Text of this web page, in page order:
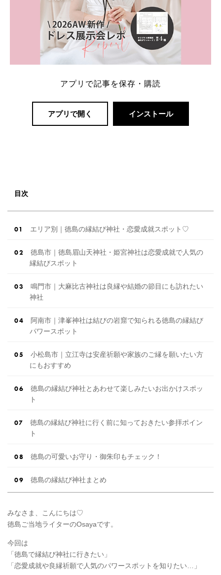
アプリで記事を保存・購読
アプリで開く インストール
目次
エリア別｜徳島の縁結び神社・恋愛成就スポット♡
徳島市｜徳島眉山天神社・姫宮神社は恋愛成就で人気の
縁結びスポット
鳴門市｜大麻比古神社は良縁や結婚の節目にも訪れたい
神社
阿南市｜津峯神社は結びの岩窟で知られる徳島の縁結び
パワースポット
小松島市｜立江寺は安産祈願や家族のご縁を願いたい方
にもおすすめ
徳島の縁結び神社とあわせて楽しみたいお出かけスポッ
ト
徳島の縁結び神社に行く前に知っておきたい参拝ポイン
ト
徳島の可愛いお守り・御朱印もチェック！
徳島の縁結び神社まとめ
みなさま、こんにちは♡
徳島ご当地ライターのOsayaです。
今回は
「徳島で縁結び神社に行きたい」
「恋愛成就や良縁祈願で人気のパワースポットを知りたい…」